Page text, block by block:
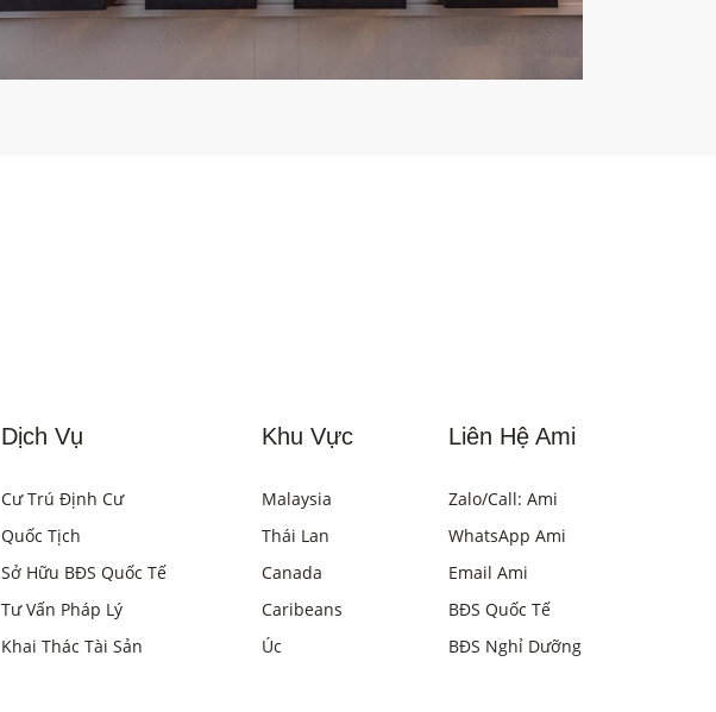
Dịch Vụ
Cư Trú Định Cư
Quốc Tịch
Sở Hữu BĐS Quốc Tế
Tư Vấn Pháp Lý
Khai Thác Tài Sản
Khu Vực
Malaysia
Thái Lan
Canada
Caribeans
Úc
Liên Hệ Ami
Zalo/Call: Ami
WhatsApp Ami
Email Ami
BĐS Quốc Tế
BĐS Nghỉ Dưỡng